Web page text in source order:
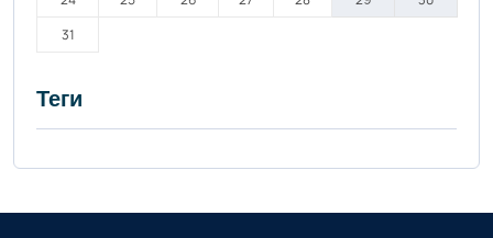
31
Теги